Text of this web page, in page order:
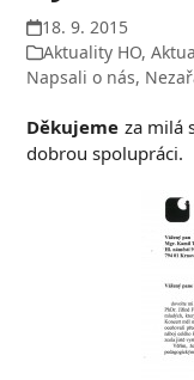
18. 9. 2015
Aktuality HO,
Napsali o nás,
Děkujeme za milá
dobrou spolupráci.